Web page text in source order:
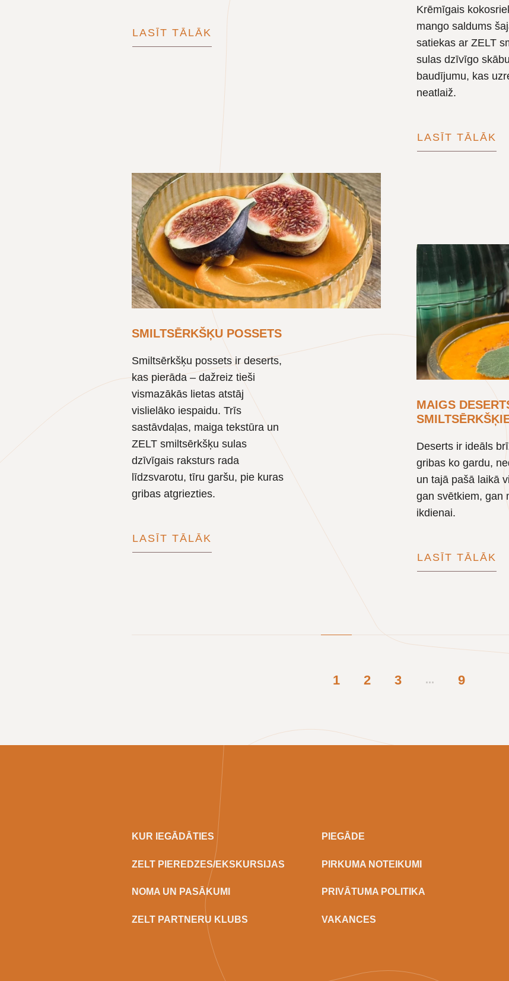
LASĪT TĀLĀK
Krēmīgais
mango saldums
satiekas ar ZELT
sulas dzīvīgo
baudījumu, kas
neatlaiž.
LASĪT TĀLĀK
SMILTSĒRKŠĶU POSSETS
Smiltsērkšķu possets ir deserts,
kas pierāda – dažreiz tieši
vismazākās lietas atstāj
vislielāko iespaidu. Trīs
sastāvdaļas, maiga tekstūra un
ZELT smiltsērkšķu sulas
dzīvīgais raksturs rada
līdzsvarotu, tīru garšu, pie kuras
gribas atgriezties.
LASĪT TĀLĀK
MAIGS
Deserts ir ideāls
gribas ko gardu,
un tajā pašā laikā
gan svētkiem, gan
ikdienai.
LASĪT TĀLĀK
1 2 3 ... 9
KUR IEGĀDĀTIES
ZELT PIEREDZES/EKSKURSIJAS
NOMA UN PASĀKUMI
ZELT PARTNERU KLUBS
PIEGĀDE
PIRKUMA NOTEIKUMI
PRIVĀTUMA POLITIKA
VAKANCES